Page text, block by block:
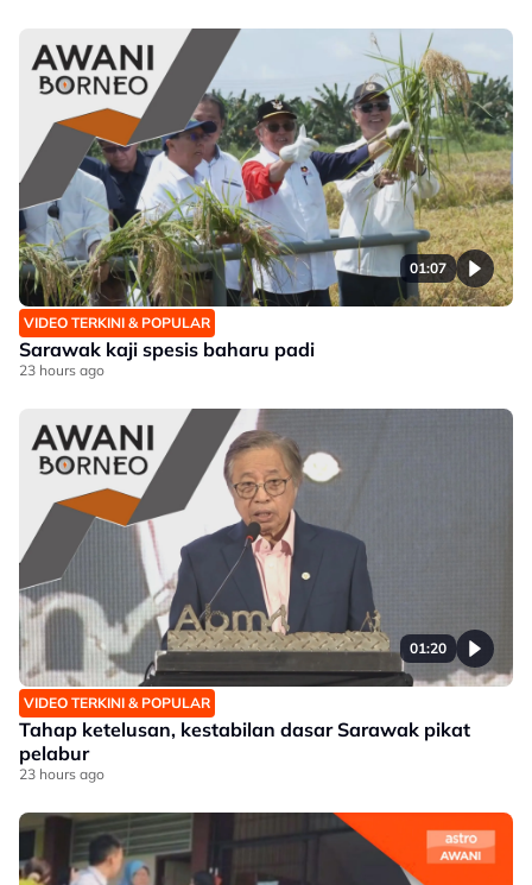
01:07
VIDEO TERKINI & POPULAR
Sarawak kaji spesis baharu padi
23 hours ago
01:20
VIDEO TERKINI & POPULAR
Tahap ketelusan, kestabilan dasar Sarawak pikat
pelabur
23 hours ago